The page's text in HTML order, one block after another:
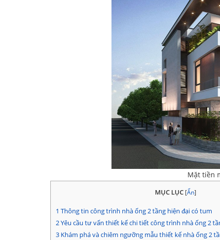
Mặt tiền
MỤC LỤC [Ẩn]
1 Thông tin công trình nhà ống 2 tầng hiện đại có tum
2Yêu cầu tư vấn thiết kế chi tiết công trình nhà ống 2
3 Khám phá và chiêm ngưỡng mẫu thiết kế nhà ống 2